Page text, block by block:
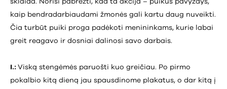
sklaida. Norisi pabrėžti, kad ta akcija – puikus pavyzdys,
kaip bendradarbiaudami žmonės gali kartu daug nuveikti.
Čia turbūt puiki proga padėkoti menininkams, kurie labai
greit reagavo ir dosniai dalinosi savo darbais.
I.: Viską stengėmės paruošti kuo greičiau. Po pirmo
pokalbio kitą dieną jau spausdinome plakatus, o dar kitą į